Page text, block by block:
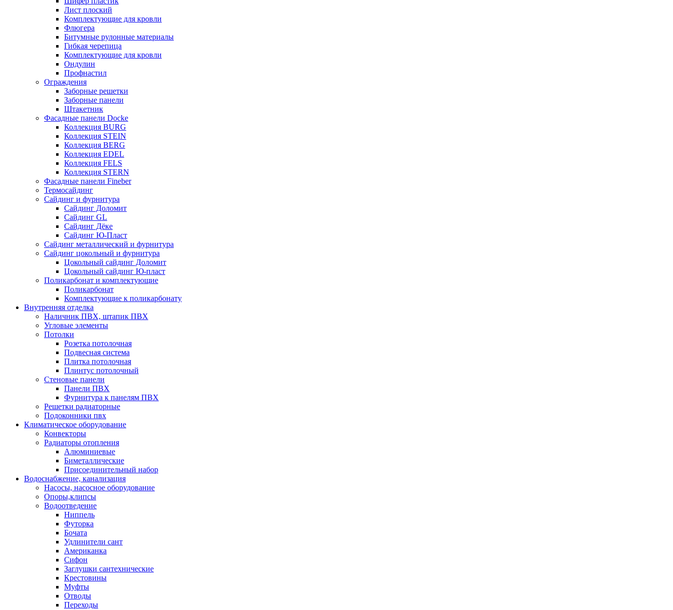
Лист плоский
Комплектующие для кровли
Флюгера
Битумные рулонные материалы
Гибкая черепица
Комплектующие для кровли
Ондулин
Профнастил
Ограждения
Заборные решетки
Заборные панели
Штакетник
Фасадные панели Docke
Коллекция BURG
Коллекция STEIN
Коллекция BERG
Коллекция EDEL
Коллекция FELS
Коллекция STERN
Фасадные панели Fineber
Термосайдинг
Сайдинг и фурнитура
Сайдинг Доломит
Сайдинг GL
Сайдинг Дёке
Сайдинг Ю-Пласт
Сайдинг металлический и фурнитура
Сайдинг цокольный и фурнитура
Цокольный сайдинг Доломит
Цокольный сайдинг Ю-пласт
Поликарбонат и комплектующие
Поликарбонат
Комплектующие к поликарбонату
Внутренняя отделка
Наличник ПВХ, штапик ПВХ
Угловые элементы
Потолки
Розетка потолочная
Подвесная система
Плитка потолочная
Плинтус потолочный
Стеновые панели
Панели ПВХ
Фурнитура к панелям ПВХ
Решетки радиаторные
Подоконники пвх
Климатическое оборудование
Конвекторы
Радиаторы отопления
Алюминиевые
Биметаллические
Присоединительный набор
Водоснабжение, канализация
Насосы, насосное оборудование
Опоры,клипсы
Водоотведение
Ниппель
Футорка
Бочата
Удлинители сант
Американка
Сифон
Заглушки сантехнические
Крестовины
Муфты
Отводы
Переходы